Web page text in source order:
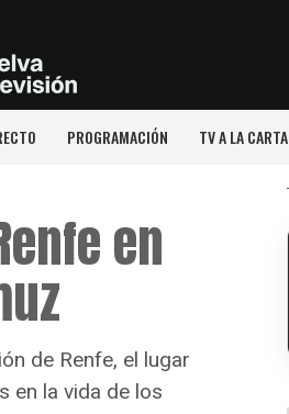
PROGRAMACIÓN TV A LA CARTA
en
de Renfe, el lugar
en la vida de los